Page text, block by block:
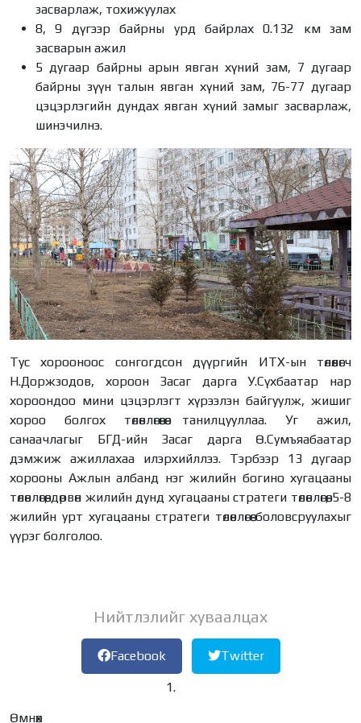
засварлаж, тохижуулах
8, 9 дүгээр байрны урд байрлах 0.132 км зам
засварын ажил
5 дугаар байрны арын явган хүний зам, 7 дугаар
байрны зүүн талын явган хүний зам, 76-77 дугаар
цэцэрлэгийн дундах явган хүний замыг засварлаж,
шинэчилнэ.
Тус хорооноос сонгогдсон дүүргийн ИТХ-ын төлөөлөгч
Н.Доржзодов, хороон Засаг дарга У.Сүхбаатар нар
хороондоо мини цэцэрлэгт хүрээлэн байгуулж, жишиг
хороо болгох төлөвлөгөөгөө танилцууллаа. Уг ажил,
санаачлагыг БГД-ийн Засаг дарга Ө.Сумъяабаатар
дэмжиж ажиллахаа илэрхийллээ. Тэрбээр 13 дугаар
хорооны Ажлын албанд нэг жилийн богино хугацааны
төлөвлөгөө, дөрвөн жилийн дунд хугацааны стратеги төлөвлөгөө, 5-8
жилийн урт хугацааны стратеги төлөвлөгөө боловсруулахыг
үүрэг болголоо.
Нийтлэлийг хуваалцах
Facebook Twitter
Өмнөх